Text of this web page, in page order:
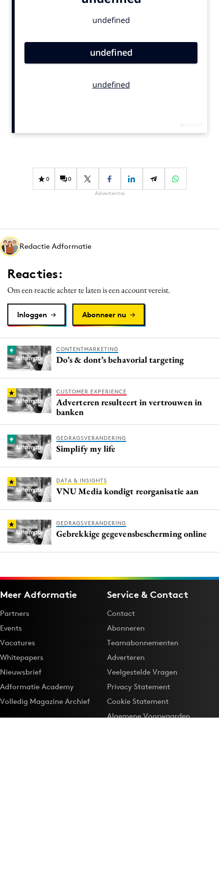
Gedragsverandering
Influencer marketing
Media
Merkstrategie
PR
Programmatic
Purpose Marketing
Reputatie & crisis
0 0
Advertentie
Redactie Adformatie
Reacties:
Om een reactie achter te laten is een account vereist.
Inloggen Abonneer nu
CONTENTMARKETING
Do’s & dont’s behavorial targeting
CUSTOMER EXPERIENCE
Adverteren resulteert in vertrouwen in
banken
GEDRAGSVERANDERING
Simplify my life
DATA & INSIGHTS
VNU Media kondigt reorganisatie aan
GEDRAGSVERANDERING
Gebrekkige gegevensbescherming online
Meer Adformatie
Partners
Events
Vacatures
Whitepapers
Nieuwsbrief
Adformatie Academy
Volledig Magazine Archief
Service & Contact
Contact
Abonneren
Teamabonnementen
Adverteren
Veelgestelde Vragen
Privacy Statement
Cookie Statement
Algemene Voorwaarden